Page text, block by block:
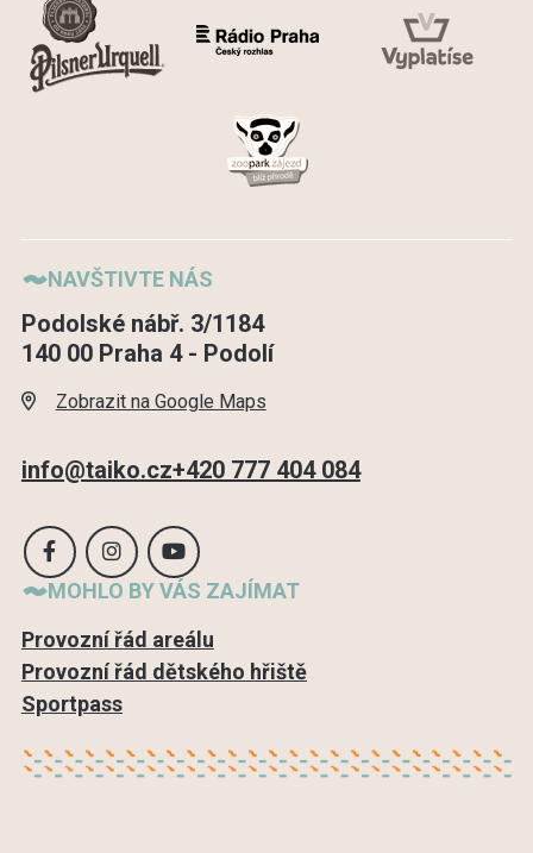
NAVŠTIVTE NÁS
Podolské nábř. 3/1184
140 00 Praha 4 - Podolí
Zobrazit na Google Maps
info@taiko.cz+420 777 404 084
MOHLO BY VÁS ZAJÍMAT
Provozní řád areálu
Provozní řád dětského hřiště
Sportpass